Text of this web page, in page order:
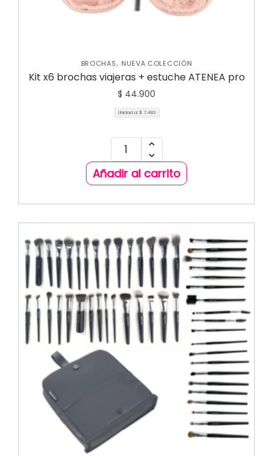
BROCHAS, NUEVA COLECCIÓN
Kit x6 brochas viajeras + estuche ATENEA pro
$ 44.900
Unidad a: $ 7.483
Añadir al carrito